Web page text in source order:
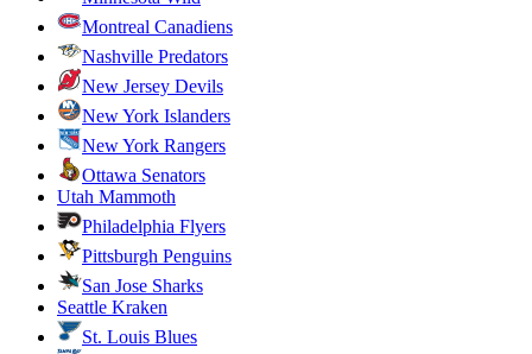
Montreal Canadiens
Nashville Predators
New Jersey Devils
New York Islanders
New York Rangers
Ottawa Senators
Utah Mammoth
Philadelphia Flyers
Pittsburgh Penguins
San Jose Sharks
Seattle Kraken
St. Louis Blues